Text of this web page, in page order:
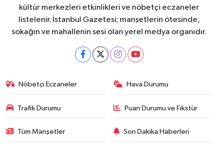
kültür merkezleri etkinlikleri ve nöbetçi eczaneler
listelenir. İstanbul Gazetesi; manşetlerin ötesinde,
sokağın ve mahallenin sesi olan yerel medya organıdır.
Nöbetçi Eczaneler Hava Durumu
Trafik Durumu Puan Durumu ve Fikstür
Tüm Manşetler Son Dakika Haberleri